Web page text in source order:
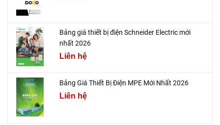
Bảng giá thiết bị điện Schneider Electric mới
nhất 2026
Liên hệ
Bảng Giá Thiết Bị Điện MPE Mới Nhất 2026
Liên hệ